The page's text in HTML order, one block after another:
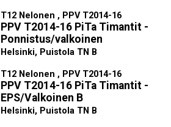
T12 Nelonen , PPV T2014-16
PPV T2014-16 PiTa Timantit -
Ponnistus/valkoinen
Helsinki, Puistola TN B
T12 Nelonen , PPV T2014-16
PPV T2014-16 PiTa Timantit -
EPS/Valkoinen B
Helsinki, Puistola TN B